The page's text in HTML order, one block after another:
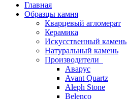
Главная
Образцы камня
Кварцевый агломерат
Керамика
Искусственный камень
Натуральный камень
Производители
Аварус
Avant Quartz
Aleph Stone
Belenco